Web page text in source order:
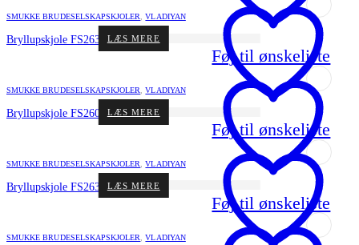
Føj til ønskeliste
Føj til ønskeliste
LÆS MERE
SMUKKE BRUDESELSKAPSKJOLER,VLADIYAN
Bryllupskjole FS2632 fra Vladiyan
Føj til ønskeliste
LÆS MERE
SMUKKE BRUDESELSKAPSKJOLER ,VLADIYAN
Bryllupskjole FS2607 fra Vladiyan
LÆS MERE
SMUKKE BRUDESELSKAPSKJOLER ,VLADIYAN
Bryllupskjole FS2631 fra Vladiyan
SMUKKE BRUDESELSKAPSKJOLER ,VLADIYAN